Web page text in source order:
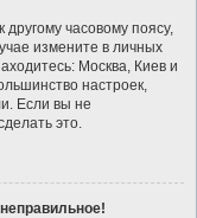
часовому поясу,
измените в личных
Москва, Киев и
настроек,
Если вы не
это.